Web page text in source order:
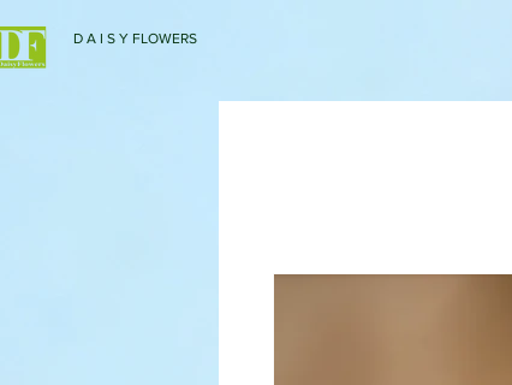
D A I S Y FLOWERS